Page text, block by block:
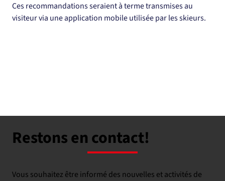
Ces recommandations seraient à terme transmises au
visiteur via une application mobile utilisée par les skieurs.
Restons en contact!
Vous souhaitez être informé des nouvelles et activités de